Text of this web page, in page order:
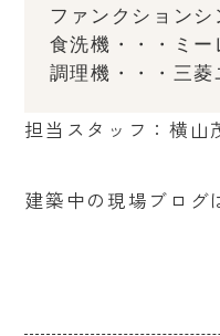
ファンクションシ
食洗機・・・ミ
調理機・・・三菱
担当スタッフ：横
建築中の現場ブログ